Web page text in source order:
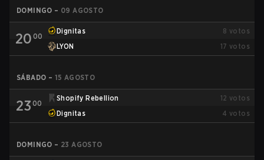
DOMINGO – 09 AGOSTO
20 00
Dignitas 8 votos
LYON
17 votos
SÁBADO – 15 AGOSTO
23 00
Shopify Rebellion 12 votos
Dignitas
4 votos
DOMINGO – 23 AGOSTO